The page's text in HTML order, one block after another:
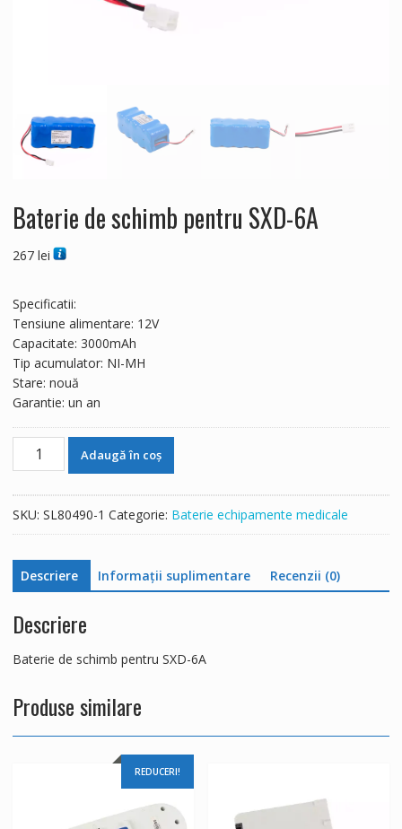
Baterie de schimb pentru SXD-6A
267 lei
Specificatii:
Tensiune alimentare: 12V
Capacitate: 3000mAh
Tip acumulator: NI-MH
Stare: nouă
Garantie: un an
Cantitate
Baterie
pentru
6A
Adaugă în coș
SKU: SL80490-1 Categorie: Baterie echipamente medicale
Descriere Informații suplimentare Recenzii (0)
Descriere
Baterie de schimb pentru SXD-6A
Produse similare
REDUCERI!